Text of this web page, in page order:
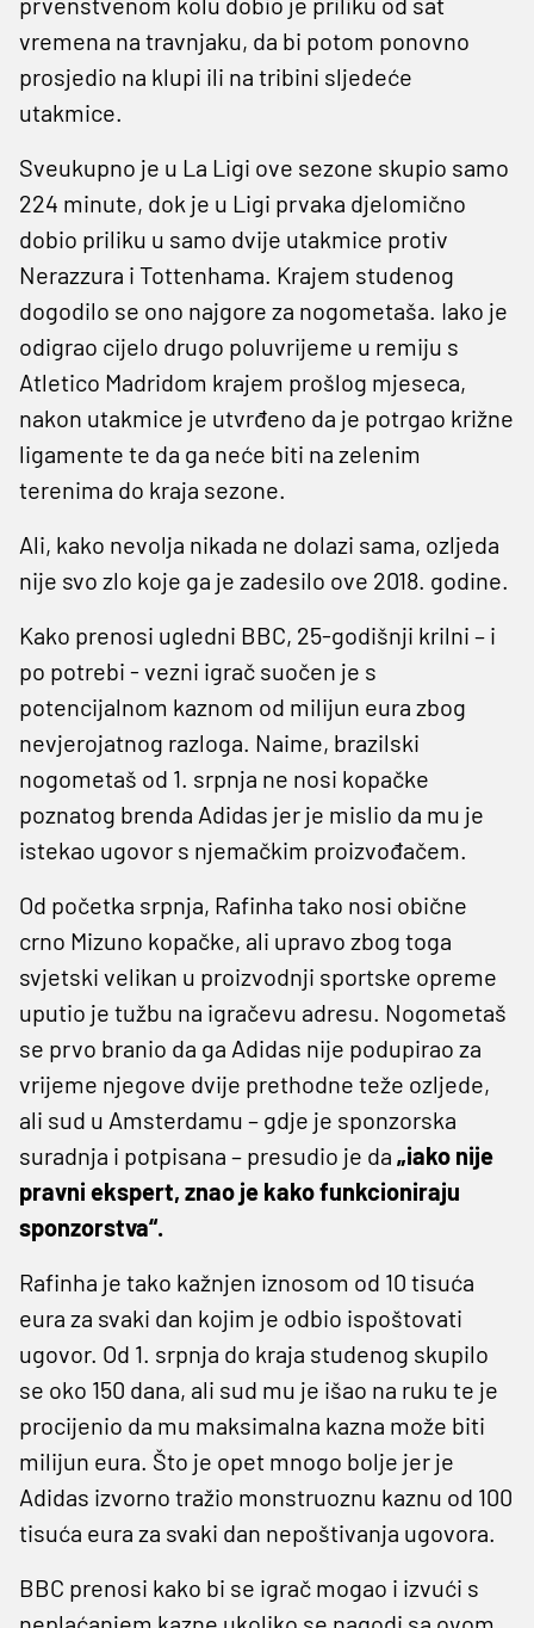
vremena na travnjaku, da bi potom ponovno
prosjedio na klupi ili na tribini sljedeće
utakmice.
Sveukupno je u La Ligi ove sezone skupio samo
224 minute, dok je u Ligi prvaka djelomično
dobio priliku u samo dvije utakmice protiv
Nerazzura i Tottenhama. Krajem studenog
dogodilo se ono najgore za nogometaša. Iako je
odigrao cijelo drugo poluvrijeme u remiju s
Atletico Madridom krajem prošlog mjeseca,
nakon utakmice je utvrđeno da je potrgao križne
ligamente te da ga neće biti na zelenim
terenima do kraja sezone.
Ali, kako nevolja nikada ne dolazi sama, ozljeda
nije svo zlo koje ga je zadesilo ove 2018. godine.
Kako prenosi ugledni BBC, 25-godišnji krilni – i
po potrebi - vezni igrač suočen je s
potencijalnom kaznom od milijun eura zbog
nevjerojatnog razloga. Naime, brazilski
nogometaš od 1. srpnja ne nosi kopačke
poznatog brenda Adidas jer je mislio da mu je
istekao ugovor s njemačkim proizvođačem.
Od početka srpnja, Rafinha tako nosi obične
crno Mizuno kopačke, ali upravo zbog toga
svjetski velikan u proizvodnji sportske opreme
uputio je tužbu na igračevu adresu. Nogometaš
se prvo branio da ga Adidas nije podupirao za
vrijeme njegove dvije prethodne teže ozljede,
ali sud u Amsterdamu – gdje je sponzorska
suradnja i potpisana – presudio je da „iako nije
pravni ekspert, znao je kako funkcioniraju
sponzorstva“.
Rafinha je tako kažnjen iznosom od 10 tisuća
eura za svaki dan kojim je odbio ispoštovati
ugovor. Od 1. srpnja do kraja studenog skupilo
se oko 150 dana, ali sud mu je išao na ruku te je
procijenio da mu maksimalna kazna može biti
milijun eura. Što je opet mnogo bolje jer je
Adidas izvorno tražio monstruoznu kaznu od 100
tisuća eura za svaki dan nepoštivanja ugovora.
BBC prenosi kako bi se igrač mogao i izvući s